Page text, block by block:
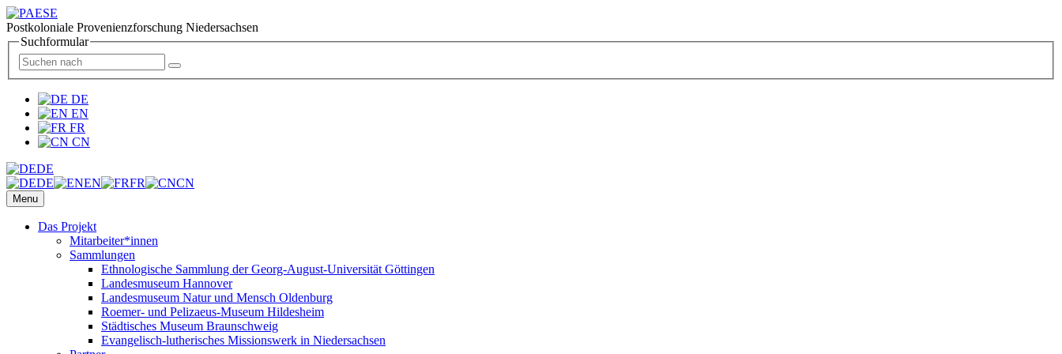
Postkoloniale Provenienzforschung Niedersachsen
Suchformular
DE
EN
FR
CN
DE
DE
EN FR CN
Menu
Das Projekt
Mitarbeiter*innen
Sammlungen
Ethnologische Sammlung der Georg-August-Universität Göttingen
Landesmuseum Hannover
Landesmuseum Natur und Mensch Oldenburg
Roemer- und Pelizaeus-Museum Hildesheim
Städtisches Museum Braunschweig
Evangelisch-lutherisches Missionswerk in Niedersachsen